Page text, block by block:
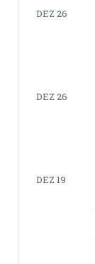
DEZ 26
DEZ 26
DEZ 19